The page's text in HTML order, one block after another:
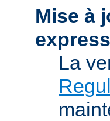
Mise à
La